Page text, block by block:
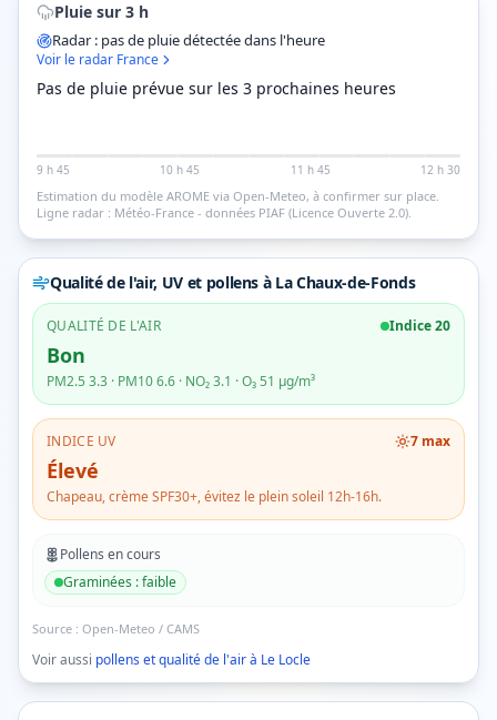
Pluie sur 3 h
Radar : pas de pluie détectée dans l'heure
Voir le radar France
Pas de pluie prévue sur les 3 prochaines heures
9 h 45 10 h 45 11 h 45 12 h 30
Estimation du modèle AROME via Open-Meteo, à confirmer sur place.
Ligne radar : Météo-France - données PIAF (Licence Ouverte 2.0).
Qualité de l'air, UV et pollens à La Chaux-de-Fonds
QUALITÉ DE L'AIR Indice20
Bon
PM2.5 3.3 · PM106.6 · NO₂3.1 · O₃51 µg/m³
INDICE UV 7 max
Élevé
Chapeau, crème SPF30+, évitez le plein soleil 12h-16h.
Pollens en cours
Graminées :faible
Source : Open-Meteo / CAMS
Voir aussi pollens et qualité de l'air à Le Locle